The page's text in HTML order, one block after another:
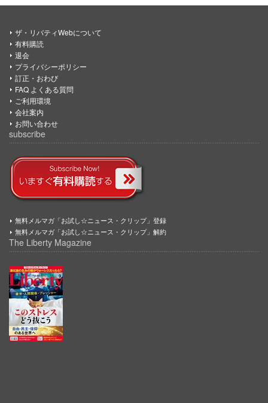
ザ・リバティWebについて
有料購読
退会
プライバシーポリシー
訂正・おわび
FAQ よくある質問
ご利用環境
会社案内
お問い合わせ
subscribe
無料メルマガ「お試し☆ニュース・クリップ」登録
無料メルマガ「お試し☆ニュース・クリップ」解約
The Liberty Magazine